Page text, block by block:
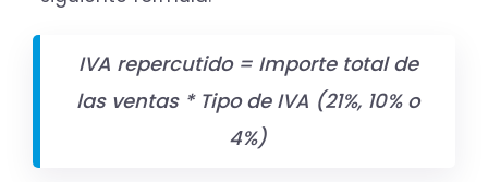
IVA repercutido = Importe total de
las ventas * Tipo de IVA (21%, 10% o
4%)